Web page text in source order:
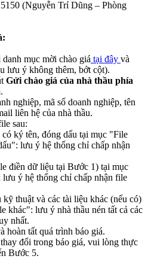
(Nguyễn Trí Dũng – Phòng
mục mời chào giá tại đây và
lưu ý không thêm, bớt cột).
Gửi chào giá của nhà thầu phía
nghiệp, mã số doanh nghiệp, tên
liên hệ của nhà thầu.
sau:
ký tên, đóng dấu tại mục "File
lưu ý hệ thống chỉ chấp nhận
điền dữ liệu tại Bước 1) tại mục
ý hệ thống chỉ chấp nhận file
thuật và các tài liệu khác (nếu có)
khác": lưu ý nhà thầu nén tất cả các
nhất.
hoàn tất quá trình báo giá.
đổi trong báo giá, vui lòng thực
Bước 5.